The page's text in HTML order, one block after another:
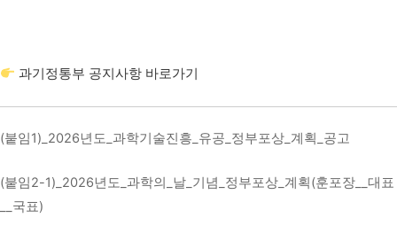
과기정통부 공지사항 바로가기
(붙임1)_2026년도_과학기술진흥_유공_정부포상_계획_공고
(붙임2-1)_2026년도_과학의_날_기념_정부포상_계획(훈포장__대표
__국표)